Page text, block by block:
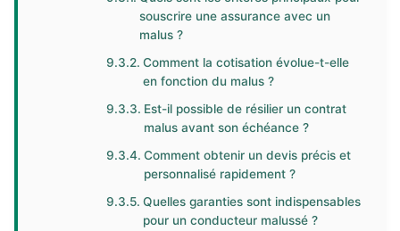
souscrire une assurance avec un
malus ?
Comment la cotisation évolue-t-elle
en fonction du malus ?
Est-il possible de résilier un contrat
malus avant son échéance ?
Comment obtenir un devis précis et
personnalisé rapidement ?
Quelles garanties sont indispensables
pour un conducteur malussé ?